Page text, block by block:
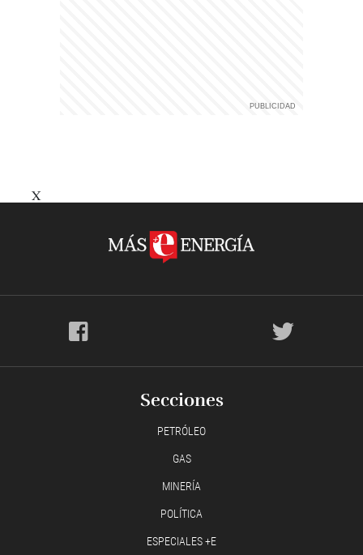
X
Secciones
PETRÓLEO
GAS
MINERÍA
POLÍTICA
ESPECIALES +E